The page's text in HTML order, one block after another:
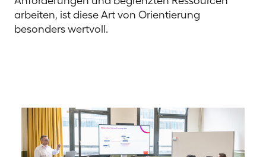
arbeiten, ist diese Art von Orientierung
besonders wertvoll.